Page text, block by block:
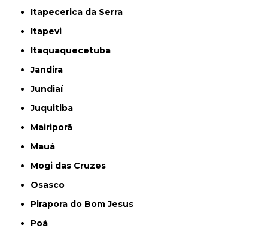
Itapecerica da Serra
Itapevi
Itaquaquecetuba
Jandira
Jundiaí
Juquitiba
Mairiporã
Mauá
Mogi das Cruzes
Osasco
Pirapora do Bom Jesus
Poá